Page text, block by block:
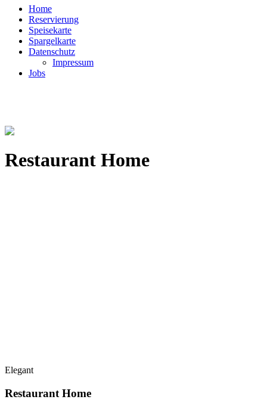
Home
Reservierung
Speisekarte
Spargelkarte
Datenschutz
Impressum
Jobs
Restaurant Home
Elegant
Restaurant Home